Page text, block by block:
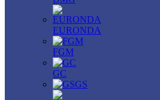
EURONDA
FGM
GC
GS